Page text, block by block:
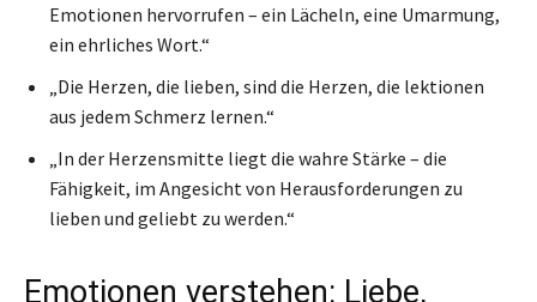
Emotionen hervorrufen – ein Lächeln, eine Umarmung,
ein ehrliches Wort.“
„Die Herzen, die lieben, sind die Herzen, die lektionen
aus jedem Schmerz lernen.“
„In der Herzensmitte liegt die wahre Stärke – die
Fähigkeit, im Angesicht von Herausforderungen zu
lieben und geliebt zu werden.“
Emotionen verstehen: Liebe,